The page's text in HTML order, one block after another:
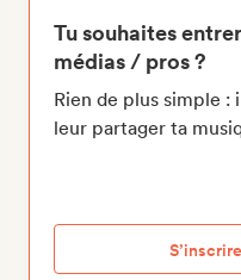
Tu souhaites
médias / pros ?
Rien de plus simple
leur partager ta